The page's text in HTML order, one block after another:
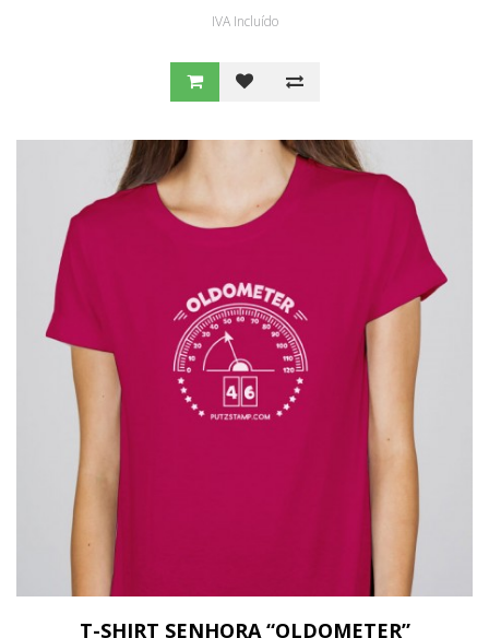
IVA Incluído
T-SHIRT SENHORA “OLDOMETER”